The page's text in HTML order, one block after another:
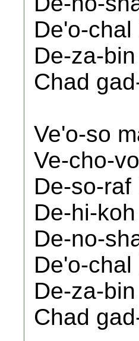
De'o-
De-za-
Chad
Ve'o-so
Ve-cho-
De-so-raf
De-hi-
De-no-
De'o-
De-za-
Chad